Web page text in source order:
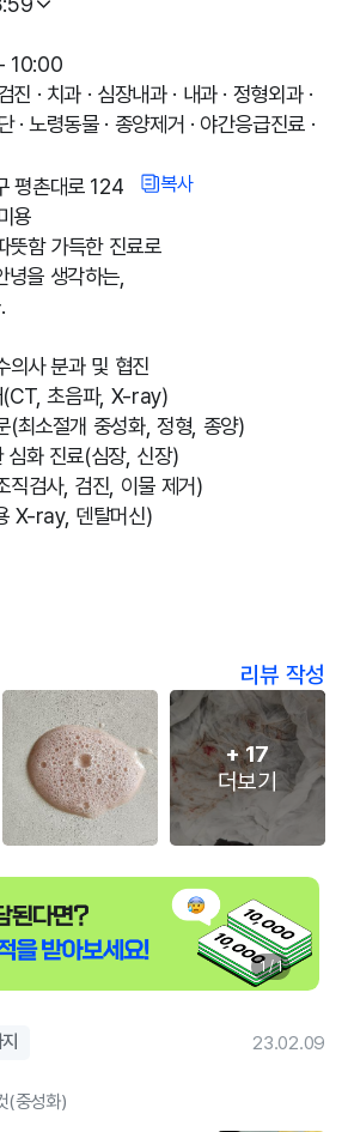
10:00
진 · 치과 · 심장내과 · 내과 · 정형외과 ·
· 노령동물 · 종양제거 · 야간응급진료 ·
평촌대로 124
복사
용
함 가득한 진료로
을 생각하는,
의사 분과 및 협진
(CT, 초음파, X-ray)
(최소절개 중성화, 정형, 종양)
화 진료(심장, 신장)
직검사, 검진, 이물 제거)
X-ray, 덴탈머신)
리뷰 작성
+17
더보기
1 / 1
23.02.09
(중성화)